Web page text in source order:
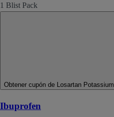
1 Blist Pack
Obtener cupón de Losartan Potassium
Ibuprofen